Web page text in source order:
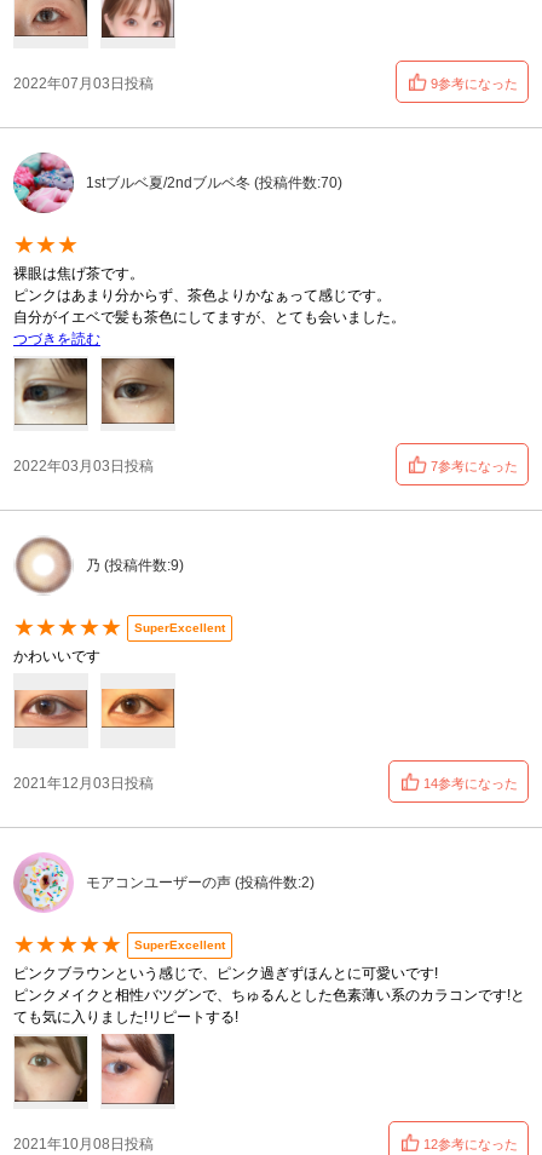
2022年07月03日投稿 9参考になった
1stブルベ夏/2ndブルベ冬 (投稿件数:70)
★★★
裸眼は焦げ茶です。
ピンクはあまり分からず、茶色よりかなぁって感じです。
自分がイエベで髪も茶色にしてますが、とても会いました。
つづきを読む
2022年03月03日投稿 7参考になった
乃 (投稿件数:9)
★★★★★ SuperExcellent
かわいいです
2021年12月03日投稿 14参考になった
モアコンユーザーの声 (投稿件数:2)
★★★★★ SuperExcellent
ピンクブラウンという感じで、ピンク過ぎずほんとに可愛いです!
ピンクメイクと相性バツグンで、ちゅるんとした色素薄い系のカラコンです!と
ても気に入りました!リピートする!
2021年10月08日投稿 12参考になった